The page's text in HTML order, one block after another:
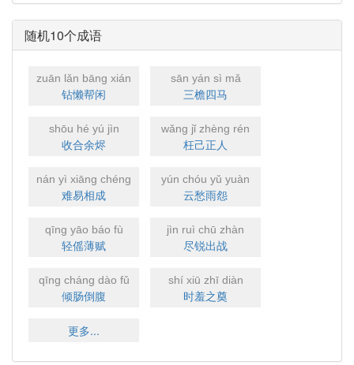
随机10个成语
zuān lǎn bāng xián
钻懒帮闲
sān yán sì mǎ
三檐四马
shōu hé yú jìn
收合余烬
wǎng jǐ zhèng rén
枉己正人
nán yì xiāng chéng
难易相成
yún chóu yǔ yuàn
云愁雨怨
qīng yāo báo fù
轻傜薄赋
jìn ruì chū zhàn
尽锐出战
qīng cháng dào fǔ
倾肠倒腹
shí xiū zhī diàn
时羞之奠
更多...